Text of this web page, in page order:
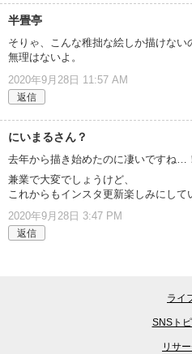
半畳亭
そりゃ、こんな稚拙な絵しか描けな
無理はないよ。
2020年9月28日 11:57 AM
返信
にいまるさん？
去年から描き始めたのに凄いですね…
兼業で大変でしょうけど、
これからもインスタ更新楽しみにして
2020年9月28日 3:47 PM
返信
ライ
SNSト
リサ